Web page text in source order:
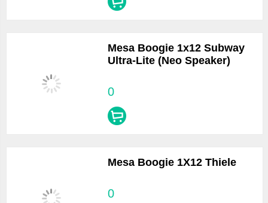
Mesa Boogie 1x12 Subway
Ultra-Lite (Neo Speaker)
0
Mesa Boogie 1X12 Thiele
0